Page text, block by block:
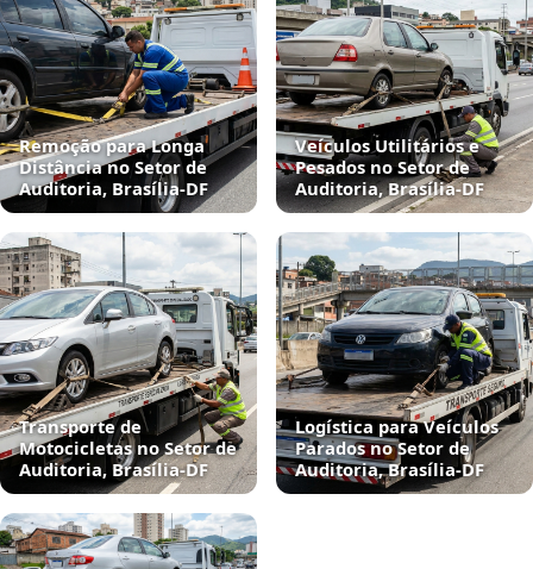
Remoção para Longa
Distância no Setor de
Auditoria, Brasília‑DF
Veículos Utilitários e
Pesados no Setor de
Auditoria, Brasília‑DF
Transporte de
Motocicletas no Setor de
Auditoria, Brasília‑DF
Logística para Veículos
Parados no Setor de
Auditoria, Brasília‑DF